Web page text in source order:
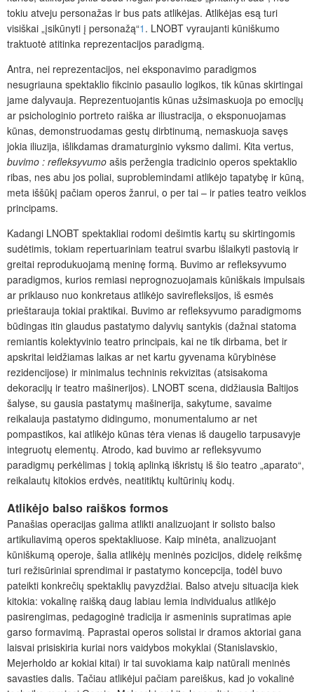
tokiu atveju personažas ir bus pats atlikėjas. Atlikėjas esą turi
visiškai „įsikūnyti į personažą“1 . LNOBT vyraujanti kūniškumo
traktuotė atitinka reprezentacijos paradigmą.
Antra, nei reprezentacijos, nei eksponavimo paradigmos
nesugriauna spektaklio fikcinio pasaulio logikos, tik kūnas skirtingai
jame dalyvauja. Reprezentuojantis kūnas užsimaskuoja po emocijų
ar psichologinio portreto raiška ar iliustracija, o eksponuojamas
kūnas, demonstruodamas gestų dirbtinumą, nemaskuoja savęs
jokia iliuzija, išlikdamas dramaturginio vyksmo dalimi. Kita vertus,
buvimo : refleksyvumo ašis peržengia tradicinio operos spektaklio
ribas, nes abu jos poliai, suproblemindami atlikėjo tapatybę ir kūną,
meta iššūkį pačiam operos žanrui, o per tai – ir paties teatro veiklos
principams.
Kadangi LNOBT spektakliai rodomi dešimtis kartų su skirtingomis
sudėtimis, tokiam repertuariniam teatrui svarbu išlaikyti pastovią ir
greitai reprodukuojamą meninę formą. Buvimo ar refleksyvumo
paradigmos, kurios remiasi neprognozuojamais kūniškais impulsais
ar priklauso nuo konkretaus atlikėjo savirefleksijos, iš esmės
prieštarauja tokiai praktikai. Buvimo ar refleksyvumo paradigmoms
būdingas itin glaudus pastatymo dalyvių santykis (dažnai statoma
remiantis kolektyvinio teatro principais, kai ne tik dirbama, bet ir
apskritai leidžiamas laikas ar net kartu gyvenama kūrybinėse
rezidencijose) ir minimalus techninis rekvizitas (atsisakoma
dekoracijų ir teatro mašinerijos). LNOBT scena, didžiausia Baltijos
šalyse, su gausia pastatymų mašinerija, sakytume, savaime
reikalauja pastatymo didingumo, monumentalumo ar net
pompastikos, kai atlikėjo kūnas tėra vienas iš daugelio tarpusavyje
integruotų elementų. Atrodo, kad buvimo ar refleksyvumo
paradigmų perkėlimas į tokią aplinką iškristų iš šio teatro „aparato“,
reikalautų kitokios erdvės, neatitiktų kultūrinių kodų.
Atlikėjo balso raiškos formos
Panašias operacijas galima atlikti analizuojant ir solisto balso
artikuliavimą operos spektakliuose. Kaip minėta, analizuojant
kūniškumą operoje, šalia atlikėjų meninės pozicijos, didelę reikšmę
turi režisūriniai sprendimai ir pastatymo koncepcija, todėl buvo
pateikti konkrečių spektaklių pavyzdžiai. Balso atveju situacija kiek
kitokia: vokalinę raišką daug labiau lemia individualus atlikėjo
pasirengimas, pedagoginė tradicija ir asmeninis supratimas apie
garso formavimą. Paprastai operos solistai ir dramos aktoriai gana
laisvai prisiskiria kuriai nors vaidybos mokyklai (Stanislavskio,
Mejerholdo ar kokiai kitai) ir tai suvokiama kaip natūrali meninės
savasties dalis. Tačiau atlikėjui pačiam pareiškus, kad jo vokalinė